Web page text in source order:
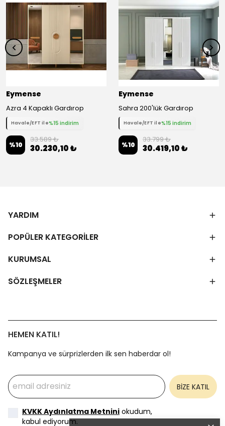
Eymense
Azra 4 Kapaklı Gardırop
Havale/EFT ile%15 indirim
%10
33.589 ₺
30.230,10 ₺
Eymense
Sahra 200'lük Gardırop
Havale/EFT ile%15 indirim
%10
33.799 ₺
30.419,10 ₺
YARDIM
POPÜLER KATEGORİLER
KURUMSAL
SÖZLEŞMELER
HEMEN KATIL!
Kampanya ve sürprizlerden ilk sen haberdar ol!
BİZE KATIL
KVKK Aydınlatma Metnini okudum,
kabul ediyorum.